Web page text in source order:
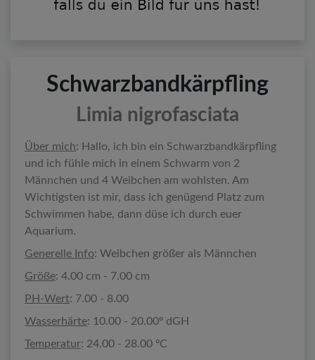
Schwarzbandkärpfling
Limia nigrofasciata
Über mich: Hallo, ich bin ein Schwarzbandkärpfling
und ich fühle mich in einem Schwarm von 2
Männchen und 4 Weibchen am wohlsten. Am
Wichtigsten ist mir, dass ich genügend Platz zum
Schwimmen habe, dann düse ich durch euer
Aquarium.
Generelle Info: Weibchen größer als Männchen
Größe: 4.00 cm - 7.00 cm
PH-Wert: 7.00 - 8.00
Wasserhärte: 10.00 - 20.00º dGH
Temperatur: 24.00 - 28.00 ºC